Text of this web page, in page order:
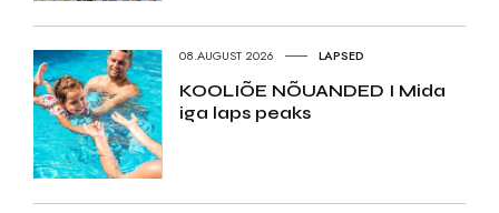
08.AUGUST 2026 LAPSED
KOOLIÕE NÕUANDED I Mida
iga laps peaks